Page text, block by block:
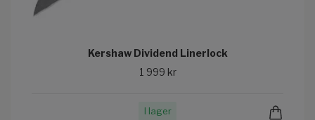
Kershaw Dividend Linerlock
1 999 kr
I lager